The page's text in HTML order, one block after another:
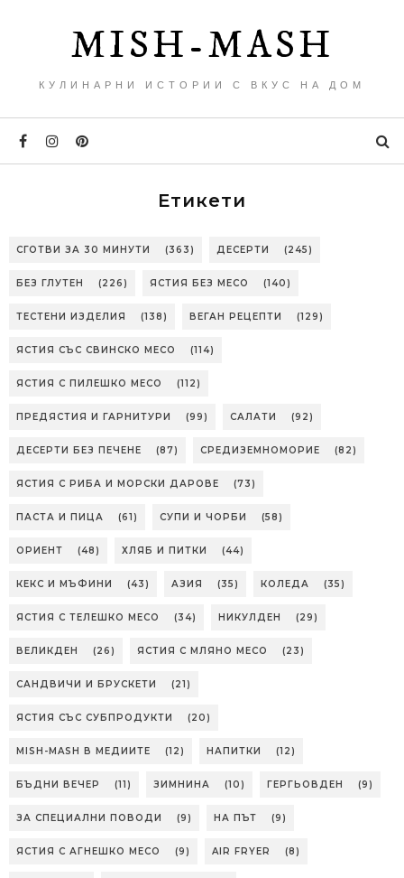
MISH-MASH
КУЛИНАРНИ ИСТОРИИ С ВКУС НА ДОМ
Етикети
СГОТВИ ЗА 30 МИНУТИ (363) ДЕСЕРТИ (245)
БЕЗ ГЛУТЕН (226) ЯСТИЯ БЕЗ МЕСО (140)
ТЕСТЕНИ ИЗДЕЛИЯ (138) ВЕГАН РЕЦЕПТИ (129)
ЯСТИЯ СЪС СВИНСКО МЕСО (114)
ЯСТИЯ С ПИЛЕШКО МЕСО (112)
ПРЕДЯСТИЯ И ГАРНИТУРИ (99) САЛАТИ (92)
ДЕСЕРТИ БЕЗ ПЕЧЕНЕ (87) СРЕДИЗЕМНОМОРИЕ (82)
ЯСТИЯ С РИБА И МОРСКИ ДАРОВЕ (73)
ПАСТА И ПИЦА (61) СУПИ И ЧОРБИ (58)
ОРИЕНТ (48) ХЛЯБ И ПИТКИ (44)
КЕКС И МЪФИНИ (43) АЗИЯ (35) КОЛЕДА (35)
ЯСТИЯ С ТЕЛЕШКО МЕСО (34) НИКУЛДЕН (29)
ВЕЛИКДЕН (26) ЯСТИЯ С МЛЯНО МЕСО (23)
САНДВИЧИ И БРУСКЕТИ (21)
ЯСТИЯ СЪС СУБПРОДУКТИ (20)
MISH-MASH В МЕДИИТЕ (12) НАПИТКИ (12)
БЪДНИ ВЕЧЕР (11) ЗИМНИНА (10) ГЕРГЬОВДЕН (9)
ЗА СПЕЦИАЛНИ ПОВОДИ (9) НА ПЪТ (9)
ЯСТИЯ С АГНЕШКО МЕСО (9) AIR FRYER (8)